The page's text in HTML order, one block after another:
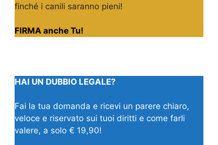
finché i canili saranno pieni!
FIRMA anche Tu!
HAI UN DUBBIO LEGALE?
Fai la tua domanda e ricevi un parere chiaro,
veloce e riservato sui tuoi diritti e come farli
valere, a solo € 19,90!